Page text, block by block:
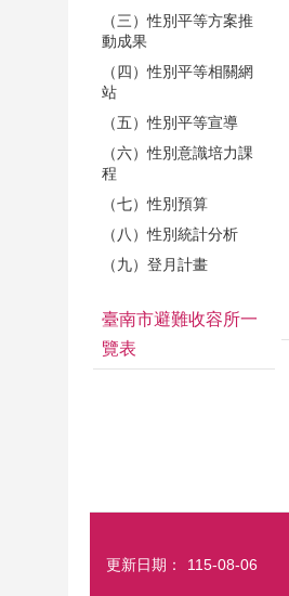
（三）性別平等方案推
動成果
（四）性別平等相關網
站
（五）性別平等宣導
（六）性別意識培力課
程
（七）性別預算
（八）性別統計分析
（九）登月計畫
臺南市避難收容所一
覽表
更新日期： 115-08-06